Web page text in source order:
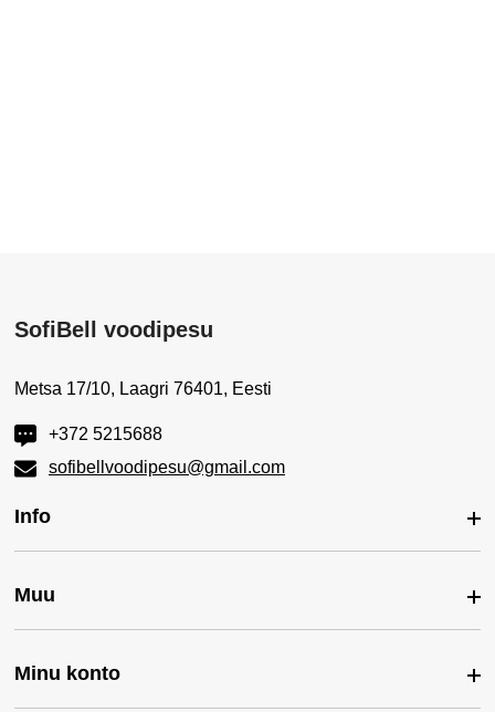
SofiBell voodipesu
Metsa 17/10, Laagri 76401, Eesti
+372 5215688
sofibellvoodipesu@gmail.com
Info
Ostuinfo ja tingimused
Firmast
Kontakt
Muu
Kaubamärgid
Minu konto